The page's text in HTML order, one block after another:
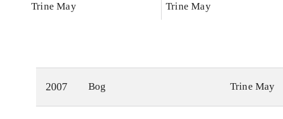
Arbejdsbog. Bind A
Trine May
Arbejdsbog. Bind B
Trine May
2007 Bog Trine May